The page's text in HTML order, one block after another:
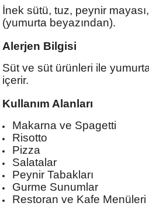
İnek sütü, tuz, peynir
(yumurta beyazından).
Alerjen Bilgisi
Süt ve süt ürünleri ile
içerir.
Kullanım Alanları
Makarna ve Spagetti
Risotto
Pizza
Salatalar
Peynir Tabakları
Gurme Sunumlar
Restoran ve Kafe Menüleri